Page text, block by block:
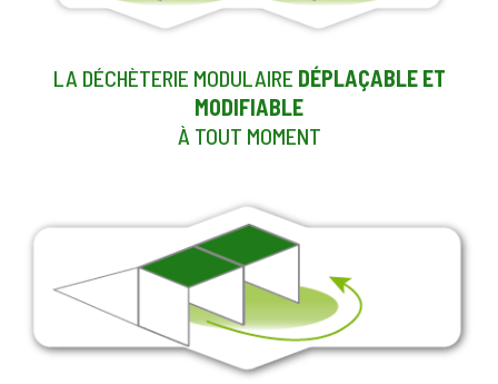
LA DÉCHÈTERIE MODULAIRE DÉPLAÇABLE ET
MODIFIABLE
À TOUT MOMENT